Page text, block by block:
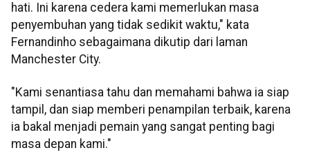
hati. Ini karena cedera kami memerlukan masa
penyembuhan yang tidak sedikit waktu," kata
Fernandinho sebagaimana dikutip dari laman
Manchester City.
"Kami senantiasa tahu dan memahami bahwa ia siap
tampil, dan siap memberi penampilan terbaik, karena
ia bakal menjadi pemain yang sangat penting bagi
masa depan kami."